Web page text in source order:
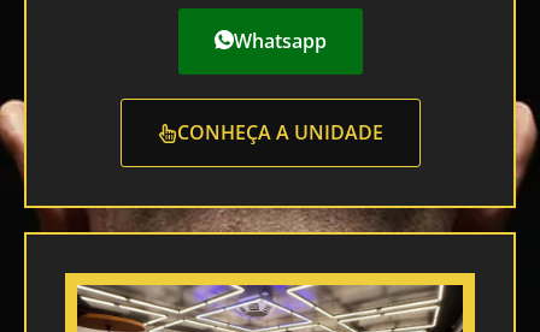
Whatsapp
CONHEÇA A UNIDADE